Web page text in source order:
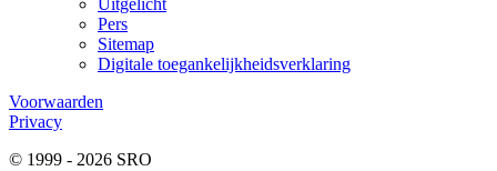
Uitgelicht
Pers
Sitemap
Digitale toegankelijkheidsverklaring
Voorwaarden
Privacy
© 1999 - 2026 SRO